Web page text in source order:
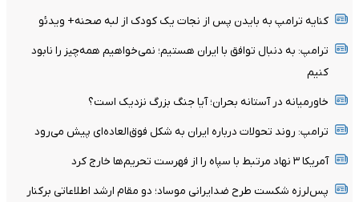
کنایه ترامپ به بایدن پس از نجات یک کودک از لبه صحنه+ ویدئو
ترامپ: به دنبال توافق با ایران هستیم؛ نمی‌خواهیم همه‌چیز را نابود
کنیم
خاورمیانه در آستانه بحران؛ آیا جنگ بزرگ نزدیک است؟
ترامپ: روند تحولات درباره ایران به شکل فوق‌العاده‌ای پیش می‌رود
آمریکا ۳ نهاد مرتبط با سپاه را از فهرست تحریم‌ها خارج کرد
پس‌لرزه شکست طرح ضدایرانی موساد؛ دو مقام ارشد اطلاعاتی برکنار